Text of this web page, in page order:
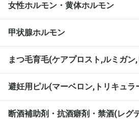
女性ホルモン・黄体ホルモン
甲状腺ホルモン
まつ毛育毛(ケアプロスト,ルミガン
避妊用ピル(マーベロン,トリキュラ
断酒補助剤・抗酒癖剤・禁酒(レグ